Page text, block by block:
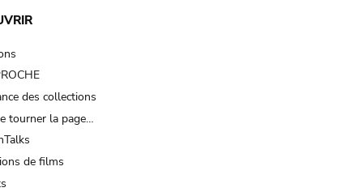
des collections
tourner la page…
de films